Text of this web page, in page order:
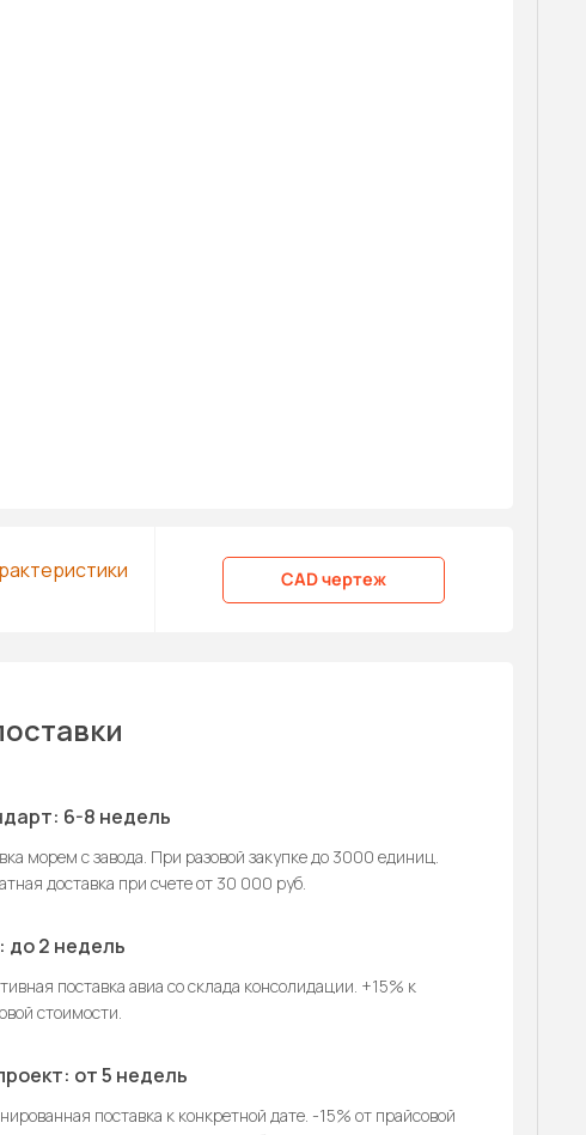
CAD чертеж
6-8 недель
морем с завода. При разовой закупке до 3000 единиц.
доставка при счете от 30 000 руб.
до 2 недель
поставка авиа со склада консолидации. +15% к
стоимости.
от 5 недель
поставка к конкретной дате. -15% от прайсовой